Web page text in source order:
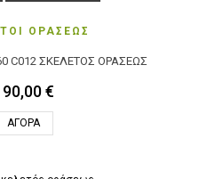
ΟΡΑΣΕΩΣ
C012 ΣΚΕΛΕΤΌΣ ΟΡΆΣΕΩΣ
€
ΑΓΟΡΆ